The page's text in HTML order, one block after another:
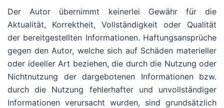
Der Autor übernimmt keinerlei Gewähr für die
Aktualität, Korrektheit, Vollständigkeit oder Qualität
der bereitgestellten Informationen. Haftungsansprüche
gegen den Autor, welche sich auf Schäden materieller
oder ideeller Art beziehen, die durch die Nutzung oder
Nichtnutzung der dargebotenen Informationen bzw.
durch die Nutzung fehlerhafter und unvollständiger
Informationen verursacht wurden, sind grundsätzlich